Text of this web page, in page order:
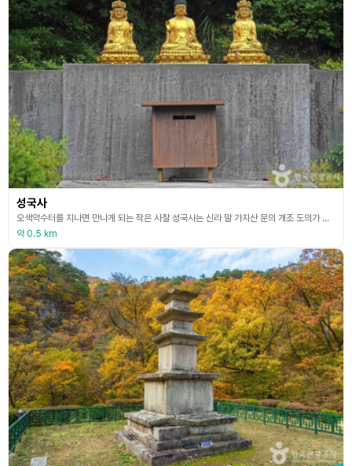
성국사
오색약수터를 지나면 만나게 되는 작은 사찰 성국사는 신라 말 가지산 문의 개조 도의가 창건했다. 성주산 문의 개조인 무염이 이 절에서 출가했다고 전해질 뿐 절의 역사는 알려진 바 없다. 절 뒤뜰에 다섯 가지 색깔의 꽃이 피는 나무가 있어 이름을 오색석사라 짓고 인근 지명도 오색리로 바꿨다. 절 아래 계곡 암반에서 나오는 오색약수도 이 절의 승려가 발견했다고 한다. 이 절은 오랫동안 폐사로 방치되다가 근래에 인법당을 세우고 성국사라 이름 하여 명맥을 잇고
약 0.5 km